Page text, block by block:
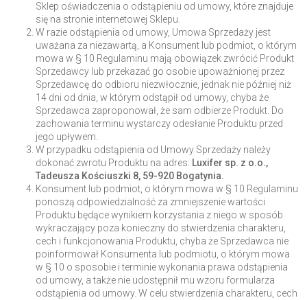
Sklep oświadczenia o odstąpieniu od umowy, które znajduje
się na stronie internetowej Sklepu.
W razie odstąpienia od umowy, Umowa Sprzedaży jest
uważana za niezawartą, a Konsument lub podmiot, o którym
mowa w § 10 Regulaminu mają obowiązek zwrócić Produkt
Sprzedawcy lub przekazać go osobie upoważnionej przez
Sprzedawcę do odbioru niezwłocznie, jednak nie później niż
14 dni od dnia, w którym odstąpił od umowy, chyba że
Sprzedawca zaproponował, że sam odbierze Produkt. Do
zachowania terminu wystarczy odesłanie Produktu przed
jego upływem.
W przypadku odstąpienia od Umowy Sprzedaży należy
dokonać zwrotu Produktu na adres: Luxifer sp. z o.o.,
Tadeusza Kościuszki 8, 59-920 Bogatynia.
Konsument lub podmiot, o którym mowa w § 10 Regulaminu
ponoszą odpowiedzialność za zmniejszenie wartości
Produktu będące wynikiem korzystania z niego w sposób
wykraczający poza konieczny do stwierdzenia charakteru,
cech i funkcjonowania Produktu, chyba że Sprzedawca nie
poinformował Konsumenta lub podmiotu, o którym mowa
w § 10 o sposobie i terminie wykonania prawa odstąpienia
od umowy, a także nie udostępnił mu wzoru formularza
odstąpienia od umowy. W celu stwierdzenia charakteru, cech